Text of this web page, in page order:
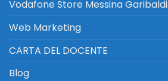
Vodafone Store Messina Garibaldi
Web Marketing
CARTA DEL DOCENTE
Blog